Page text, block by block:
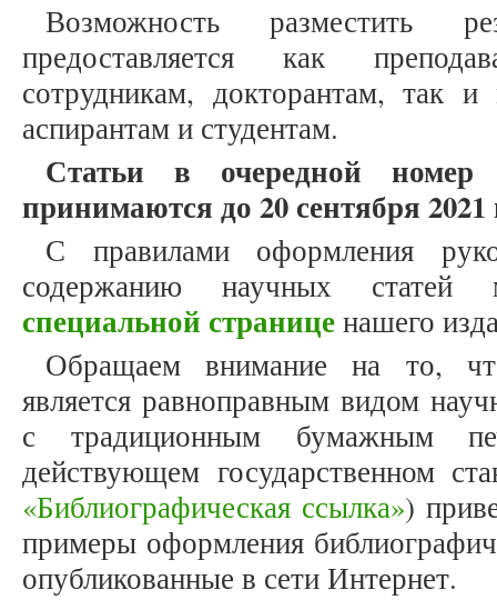
Возможность разместить
предоставляется как
сотрудникам, докторантам, так
аспирантам и студентам.
Статьи в очередной
принимаются до 20 сентября 2021
С правилами оформления
содержанию научных
специальной страниценашего
Обращаем внимание на то,
является равноправным видом
с традиционным бумажным
действующем государственном
«Библиографическая ссылка»)
примеры оформления
опубликованные в сети Интернет.